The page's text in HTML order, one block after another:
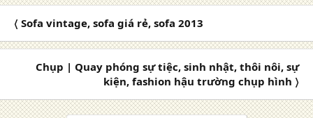
〈 Sofa vintage, sofa giá rẻ, sofa 2013
Chụp | Quay phóng sự tiệc, sinh nhật, thôi nôi, sự
kiện, fashion hậu trường chụp hình 〉